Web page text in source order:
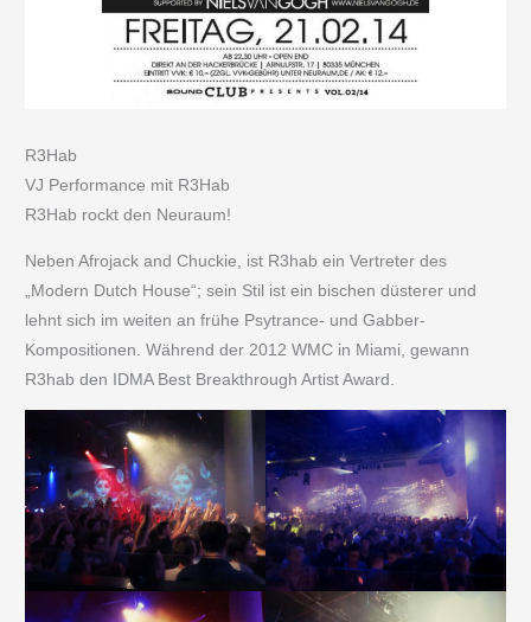
R3Hab
VJ Performance mit R3Hab
R3Hab rockt den Neuraum!
Neben Afrojack and Chuckie, ist R3hab ein Vertreter des
„Modern Dutch House“; sein Stil ist ein bischen düsterer und
lehnt sich im weiten an frühe Psytrance- und Gabber-
Kompositionen. Während der 2012 WMC in Miami, gewann
R3hab den IDMA Best Breakthrough Artist Award.